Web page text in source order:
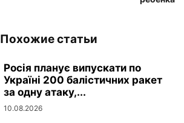
Похожие статьи
Росія планує випускати по
Україні 200 балістичних ракет
за одну атаку,...
10.08.2026